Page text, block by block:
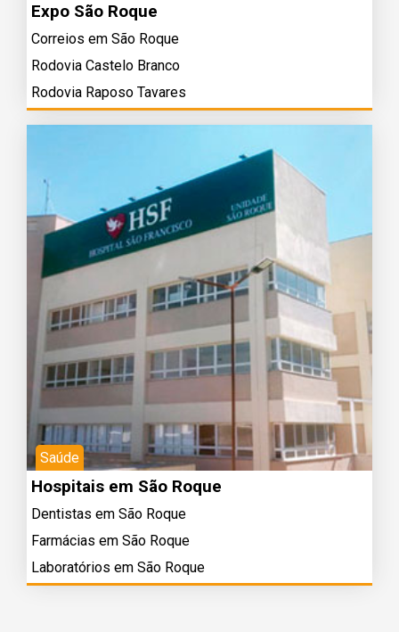
Expo São Roque
Correios em São Roque
Rodovia Castelo Branco
Rodovia Raposo Tavares
Saúde
Hospitais em São Roque
Dentistas em São Roque
Farmácias em São Roque
Laboratórios em São Roque